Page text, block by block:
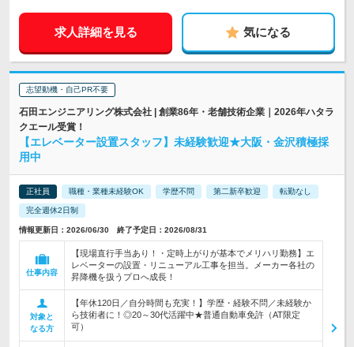
求人詳細を見る 気になる
志望動機・自己PR不要
石田エンジニアリング株式会社 | 創業86年・老舗技術企業｜2026年ハタラ
クエール受賞！
【エレベーター設置スタッフ】未経験歓迎★大阪・金沢積極採
用中
正社員 職種・業種未経験OK 学歴不問 第二新卒歓迎 転勤なし
完全週休2日制
情報更新日：2026/06/30 終了予定日：2026/08/31
仕事内容
【現場直行手当あり！・定時上がりが基本でメリハリ勤務】エ
レベーターの設置・リニューアル工事を担当。メーカー各社の
昇降機を扱うプロへ成長！
対象と
なる方
【年休120日／自分時間も充実！】学歴・経験不問／未経験か
ら技術者に！◎20～30代活躍中★普通自動車免許（AT限定
可）